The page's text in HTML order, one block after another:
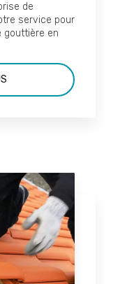
de
service pour
gouttière en